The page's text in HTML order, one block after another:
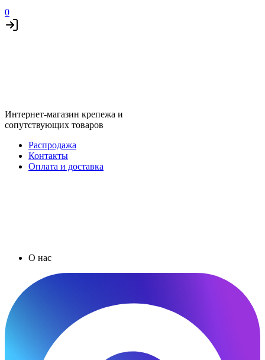
0
Интернет-магазин крепежа и
сопутствующих товаров
Распродажа
Контакты
Оплата и доставка
О нас